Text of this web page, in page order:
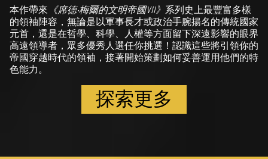
本作帶來 《席德‧梅爾的文明帝國VII》 系列史上最豐富多樣
的領袖陣容，無論是以軍事長才或政治手腕揚名的傳統國家
元首，還是在哲學、科學、人權等方面留下深遠影響的眼界
高遠領導者，眾多優秀人選任你挑選！認識這些將引領你的
帝國穿越時代的領袖，接著開始策劃如何妥善運用他們的特
色能力。
探索更多